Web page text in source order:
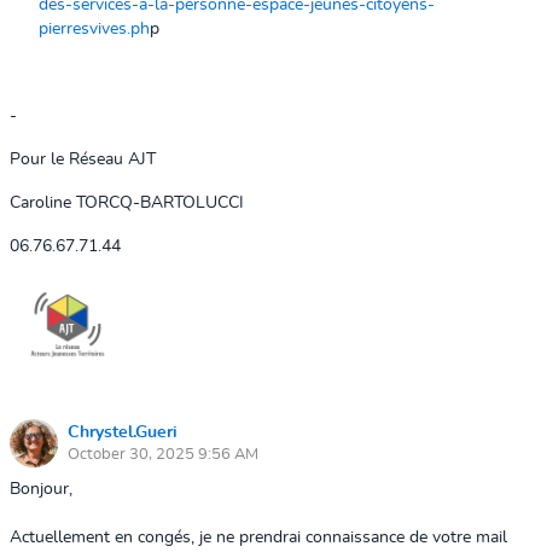
des-services-a-la-personne-espace-jeunes-citoyens-
pierresvives.php
-
Pour le Réseau AJT
Caroline TORCQ-BARTOLUCCI
06.76.67.71.44
Chrystel.Gueri
October 30, 2025 9:56 AM
Bonjour,
Actuellement en congés, je ne prendrai connaissance de votre mail